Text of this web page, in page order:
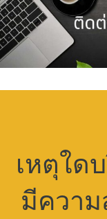
เหตุใด
มีควา